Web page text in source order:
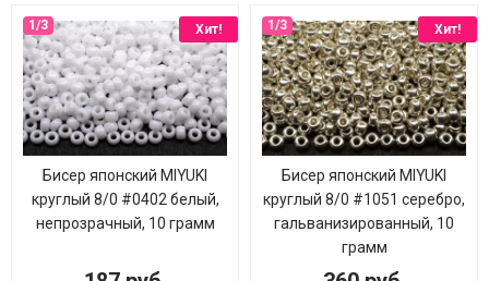
Хит!
Бисер японский MIYUKI
круглый 8/0 #0402 белый,
непрозрачный, 10 грамм
Хит!
Бисер японский MIYUKI
круглый 8/0 #1051 серебро,
гальванизированный, 10
грамм